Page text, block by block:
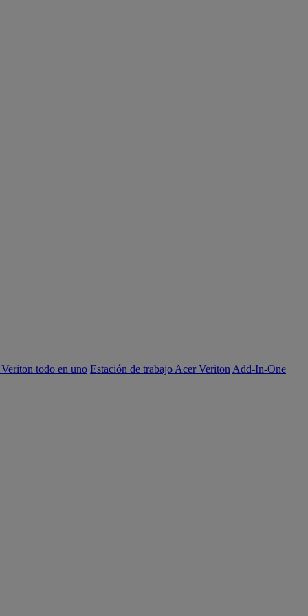
todo en uno Estación de trabajo Acer Veriton Add-In-One